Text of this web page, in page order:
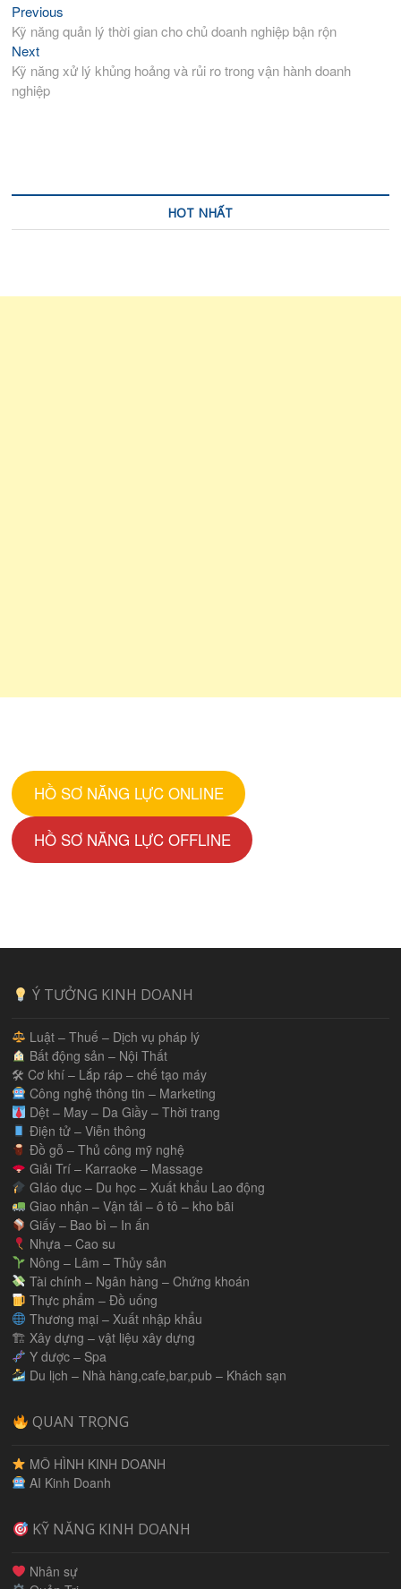
Điều
hướng
bài
viết
Previous
post:
Kỹ năng quản lý thời gian cho chủ doanh nghiệp bận rộn
NextNext
post:
Kỹ năng xử lý khủng hoảng và rủi ro trong vận hành doanh
nghiệp
HOT NHẤT
HỒ SƠ NĂNG LỰC ONLINE
HỒ SƠ NĂNG LỰC OFFLINE
Ý TƯỞNG KINH DOANH
Luật – Thuế – Dịch vụ pháp lý
Bất động sản – Nội Thất
🛠 Cơ khí – Lắp ráp – chế tạo máy
Công nghệ thông tin – Marketing
Dệt – May – Da Giầy – Thời trang
Điện tử – Viễn thông
Đồ gỗ – Thủ công mỹ nghệ
Giải Trí – Karraoke – Massage
GIáo dục – Du học – Xuất khẩu Lao động
Giao nhận – Vận tải – ô tô – kho bãi
Giấy – Bao bì – In ấn
Nhựa – Cao su
Nông – Lâm – Thủy sản
Tài chính – Ngân hàng – Chứng khoán
Thực phẩm – Đồ uống
Thương mại – Xuất nhập khẩu
🏗 Xây dựng – vật liệu xây dựng
Y dược – Spa
Du lịch – Nhà hàng,cafe,bar,pub – Khách sạn
QUAN TRỌNG
MÔ HÌNH KINH DOANH
AI Kinh Doanh
KỸ NĂNG KINH DOANH
Nhân sự